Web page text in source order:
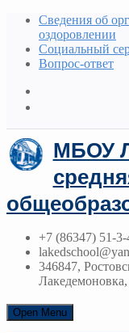
Сведения об
оздоровлении
Социальный
Вопрос-ответ
МБОУ
+7 (86347) 51-3-
346847,
Open Menu